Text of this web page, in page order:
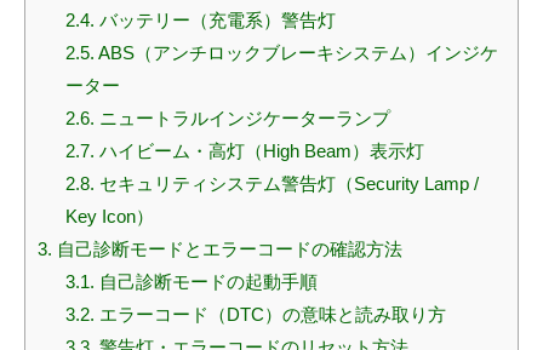
2.4. バッテリー（充電系）警告灯
2.5. ABS（アンチロックブレーキシステム）インジケ
ーター
2.6. ニュートラルインジケーターランプ
2.7. ハイビーム・高灯（High Beam）表示灯
2.8. セキュリティシステム警告灯（Security Lamp /
Key Icon）
3. 自己診断モードとエラーコードの確認方法
3.1. 自己診断モードの起動手順
3.2. エラーコード（DTC）の意味と読み取り方